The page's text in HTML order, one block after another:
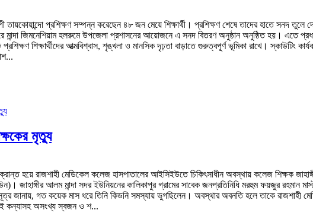
তায়কোয়ান্দো প্রশিক্ষণ সম্পন্ন করেছেন ৪৮ জন মেয়ে শিক্ষার্থী। প্রশিক্ষণ শেষে তাদের হাতে সনদ
জিমনেশিয়াম হলরুমে উপজেলা প্রশাসনের আয়োজনে এ সনদ বিতরণ অনুষ্ঠান অনুষ্ঠিত হয়। এতে
প্রশিক্ষণ শিক্ষার্থীদের আত্মবিশ্বাস, শৃঙ্খলা ও মানসিক দৃঢ়তা বাড়াতে গুরুত্বপূর্ণ ভূমিকা রাখে।
মৃত্যু
হয়ে রাজশাহী মেডিকেল কলেজ হাসপাতালের আইসিইউতে চিকিৎসাধীন অবস্থায় কলেজ শিক্ষক
জাহাঙ্গীর আলম মান্দা সদর ইউনিয়নের কালিকাপুর গ্রামের সাবেক জনপ্রতিনিধি মরহুম ফয়জুর রহমান
সূত্র জানায়, গত কয়েক মাস ধরে তিনি কিডনি সমস্যায় ভুগছিলেন। অবস্থার অবনতি হলে তাকে
দুই কন্যাসহ অসংখ্য স্বজন ও শ...